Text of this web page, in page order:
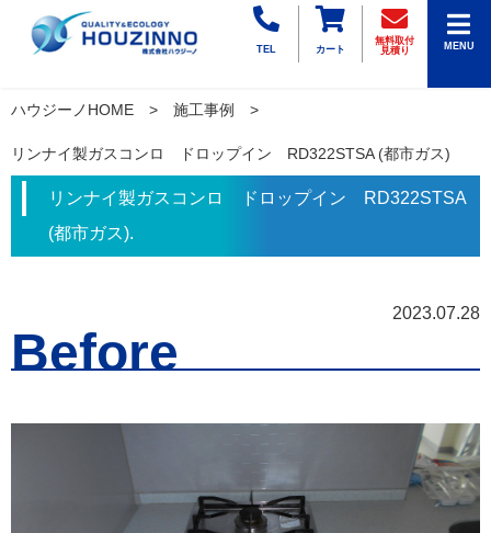
TEL カート
無料取付
見積り
MENU
ハウジーノHOME 施工事例
リンナイ製ガスコンロ ドロップイン RD322STSA (都市ガス)
リンナイ製ガスコンロ ドロップイン RD322STSA
(都市ガス).
2023.07.28
Before